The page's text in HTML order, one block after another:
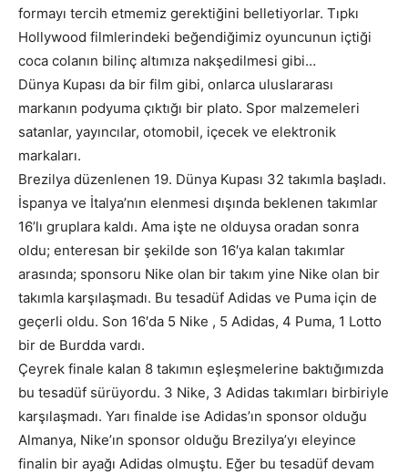
formayı tercih etmemiz gerektiğini belletiyorlar. Tıpkı
Hollywood filmlerindeki beğendiğimiz oyuncunun içtiği
coca colanın bilinç altımıza nakşedilmesi gibi…
Dünya Kupası da bir film gibi, onlarca uluslararası
markanın podyuma çıktığı bir plato. Spor malzemeleri
satanlar, yayıncılar, otomobil, içecek ve elektronik
markaları.
Brezilya düzenlenen 19. Dünya Kupası 32 takımla başladı.
İspanya ve İtalya’nın elenmesi dışında beklenen takımlar
16’lı gruplara kaldı. Ama işte ne olduysa oradan sonra
oldu; enteresan bir şekilde son 16′ya kalan takımlar
arasında; sponsoru Nike olan bir takım yine Nike olan bir
takımla karşılaşmadı. Bu tesadüf Adidas ve Puma için de
geçerli oldu. Son 16′da 5 Nike , 5 Adidas, 4 Puma, 1 Lotto
bir de Burdda vardı.
Çeyrek finale kalan 8 takımın eşleşmelerine baktığımızda
bu tesadüf sürüyordu. 3 Nike, 3 Adidas takımları birbiriyle
karşılaşmadı. Yarı finalde ise Adidas’ın sponsor olduğu
Almanya, Nike’ın sponsor olduğu Brezilya’yı eleyince
finalin bir ayağı Adidas olmuştu. Eğer bu tesadüf devam